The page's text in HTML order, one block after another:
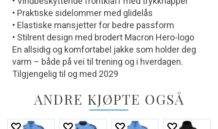
• Praktiske sidelommer med glidelås
• Elastiske mansjetter for bedre passform
• Stilrent design med brodert Macron Hero-logo
En allsidig og komfortabel jakke som holder deg
varm – både på vei til trening og i hverdagen.
Tilgjengelig til og med 2029
ANDRE KJØPTE OGSÅ